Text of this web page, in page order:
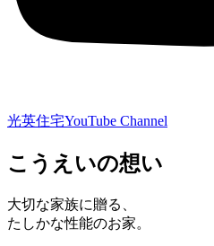
光英住宅YouTube Channel
こうえいの想い
大切な家族に贈る、
たしかな性能のお家。